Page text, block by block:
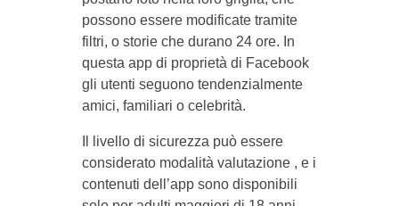
possono essere modificate tramite
filtri, o storie che durano 24 ore. In
questa app di proprietà di Facebook
gli utenti seguono tendenzialmente
amici, familiari o celebrità.
Il livello di sicurezza può essere
considerato modalità valutazione , e i
contenuti dell’app sono disponibili